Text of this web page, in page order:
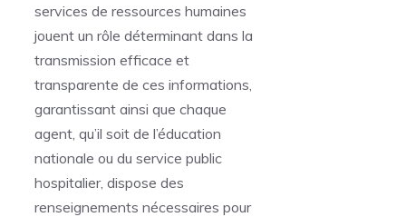
services de ressources humaines
jouent un rôle déterminant dans la
transmission efficace et
transparente de ces informations,
garantissant ainsi que chaque
agent, qu’il soit de l’éducation
nationale ou du service public
hospitalier, dispose des
renseignements nécessaires pour